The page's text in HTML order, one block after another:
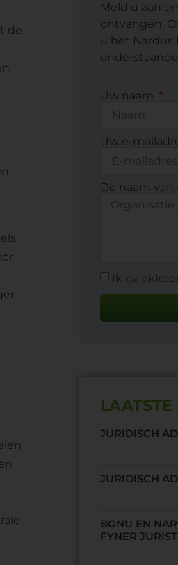
de
Meld u aan
ontvangen.
u het Nardus
Uw naam
Uw e-
De naam
Ik ga
JURIDISCH
JURIDISCH
BGNU EN
FYNER